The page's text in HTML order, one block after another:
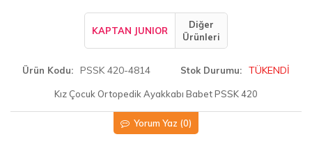
KAPTAN JUNIOR
Diğer
Ürünleri
Ürün Kodu PSSK 420-4814 Stok Durumu TÜKENDİ
Kız Çocuk Ortopedik Ayakkabı Babet PSSK 420
Yorum Yaz (0)